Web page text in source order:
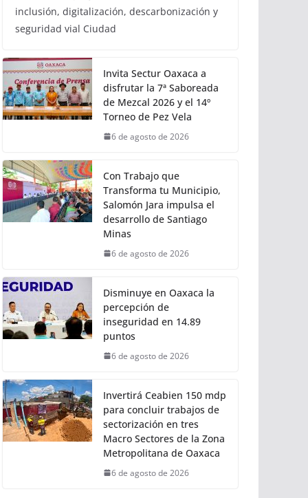
Semovi
• Se presentaron los avances alcanzados
mediante el proyecto TranSIT en materia de
inclusión, digitalización, descarbonización y
seguridad vial Ciudad
disfrutar la 7ª Saboreada
de Mezcal 2026 y el 14º
Torneo de Pez Vela
6 de agosto de 2026
Con Trabajo que
Salomón Jara impulsa el
desarrollo de Santiago
Minas
6 de agosto de 2026
percepción de
inseguridad en 14.89
puntos
6 de agosto de 2026
Invertirá Ceabien 150 mdp